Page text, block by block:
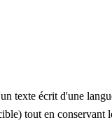
texte écrit d'une
tout en conservant